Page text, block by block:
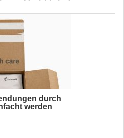
durch
werden